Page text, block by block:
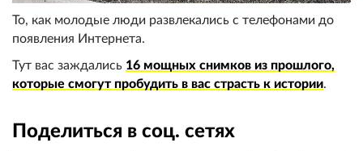
То, как молодые люди развлекались с телефонами до
появления Интернета.
Тут вас заждались 16 мощных снимков из прошлого,
которые смогут пробудить в вас страсть к истории.
Поделиться в соц. сетях